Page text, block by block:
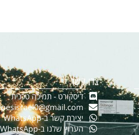
צרו קשר
דיסקורט - תמיכה טכנית
pesisrael0@gmail.com
יצירת קשר ב-WhatsApp
הערוץ שלנו ב-WhatsApp